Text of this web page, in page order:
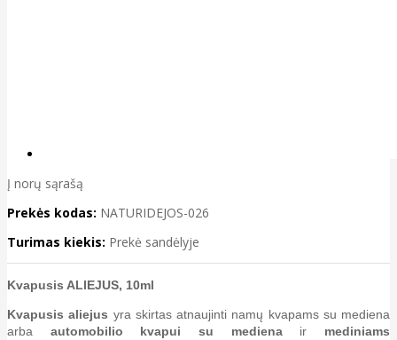
Į norų sąrašą
Prekės kodas: NATURIDEJOS-026
Turimas kiekis: Prekė sandėlyje
Kvapusis ALIEJUS, 10ml
Kvapusis aliejus yra skirtas atnaujinti namų kvapams su mediena
arba automobilio kvapui su medienair mediniams